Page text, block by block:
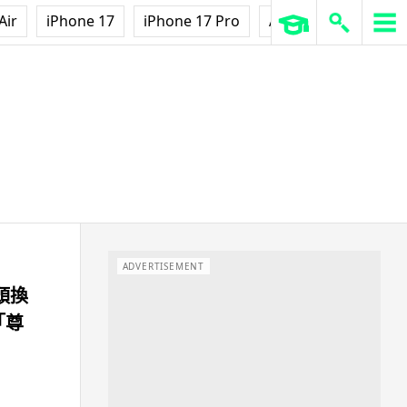
iPhone 17 iPhone 17 Pro AirPods Pro 3
換
ADVERTISEMENT